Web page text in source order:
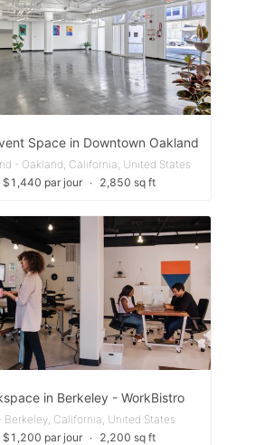
Space in Downtown Oakland
- Oakland, California, United States
$1,440 par jour ∙ 2,850 sq ft
in Berkeley - WorkBistro
Berkeley, California, United States
$1,200 par jour ∙ 2,200 sq ft